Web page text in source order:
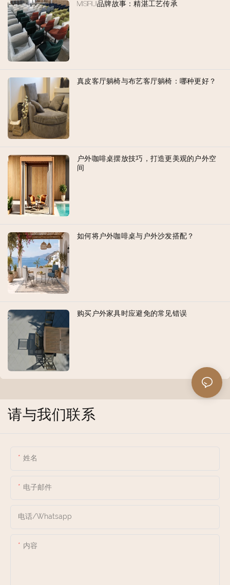
MISIRUI品牌故事：精湛工艺传承
真皮客厅躺椅与布艺客厅躺椅：哪种更好？
户外咖啡桌摆放技巧，打造更美观的户外空
间
如何将户外咖啡桌与户外沙发搭配？
购买户外家具时应避免的常见错误
请与我们联系
姓名
电子邮件
电话/whatsapp
内容